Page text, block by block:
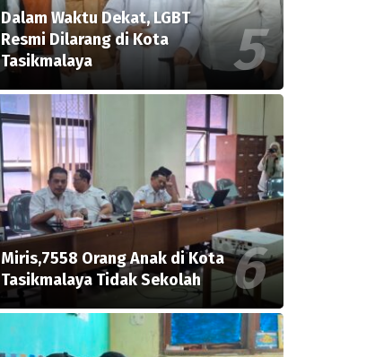
Dalam Waktu Dekat, LGBT
Resmi Dilarang di Kota
Tasikmalaya
Miris,7558 Orang Anak di Kota
Tasikmalaya Tidak Sekolah